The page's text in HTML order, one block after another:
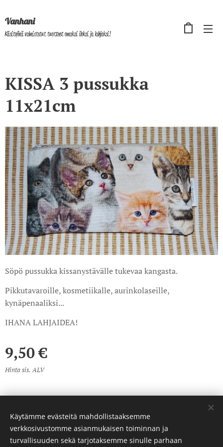
Vanhani
Käsityönä valmistetut tuotteet omaksi iloksi ja lahjaksi!
KISSA 3 pussukka
11x21cm
Söpö pussukka kissanystävälle tukevaa kangasta.
Pikkutavaroille, kosmetiikalle, aurinkolaseille,
kynäpenaaliksi...
IHANA LAHJAIDEA!
9,50€
Hinta sis. ALV
© 2023 Kaikki oikeudet pidätetään
LuotuWebnodella Evästeet
Käytämme evästeitä mahdollistaaksemme
verkkosivustomme asianmukaisen toiminnan ja
turvallisuuden sekä tarjotaksemme sinulle parhaan